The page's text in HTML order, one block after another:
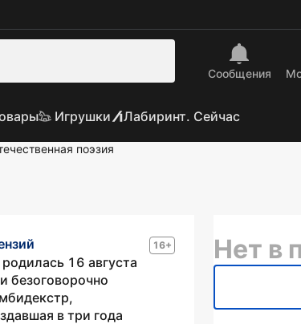
Сообщения
Игрушки Лабиринт. Сейчас
поэзия
16+
16 августа
безоговорочно
в три года
Нет в